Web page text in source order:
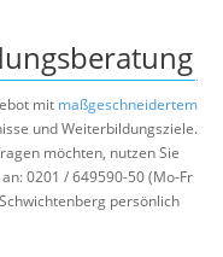
mit maßgeschneidertem
und Weiterbildungsziele.
möchten, nutzen Sie
0201 / 649590-50 (Mo-Fr
persönlich